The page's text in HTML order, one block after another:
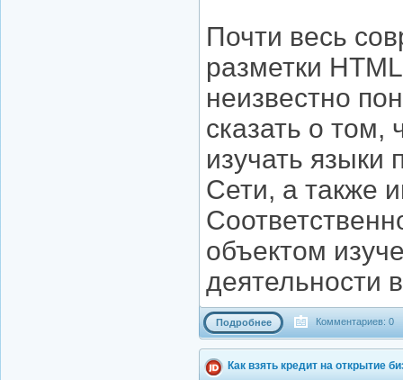
Почти весь
разметки
неизвестно
сказать о том,
изучать
Сети, а также
объектом
деятельности
Подробнее Комментариев: 0
Как взять кредит на открытие